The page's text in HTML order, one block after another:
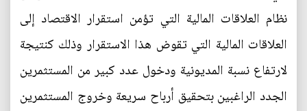
نظام العلاقات المالية التي تؤمن استقرار الاقتصاد إلى
العلاقات المالية التي تقوض هذا الاستقرار وذلك كنتيجة
لارتفاع نسبة المديونية ودخول عدد كبير من المستثمرين
الجدد الراغبين بتحقيق أرباح سريعة وخروج المستثمرين